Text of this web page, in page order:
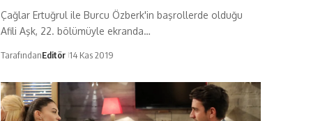
Çağlar Ertuğrul ile Burcu Özberk'in başrollerde olduğu
Afili Aşk, 22. bölümüyle ekranda…
TarafındanEditör 14 Kas 2019